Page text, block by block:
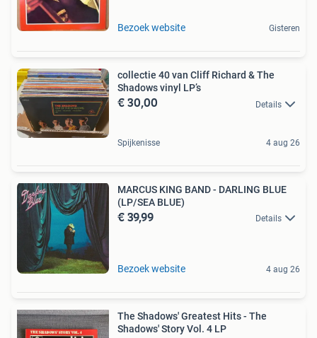
Bezoek website Gisteren
collectie 40 van Cliff Richard & The
Shadows vinyl LP’s
€ 30,00 Details
Spijkenisse 4 aug 26
MARCUS KING BAND - DARLING BLUE
(LP/SEA BLUE)
€ 39,99 Details
Bezoek website 4 aug 26
The Shadows' Greatest Hits - The
Shadows' Story Vol. 4 LP